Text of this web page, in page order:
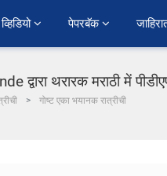
व्हिडियो पेपरबॅक
द्वारा थरारक मराठी में
गोष्ट एका भयानक रात्रीची